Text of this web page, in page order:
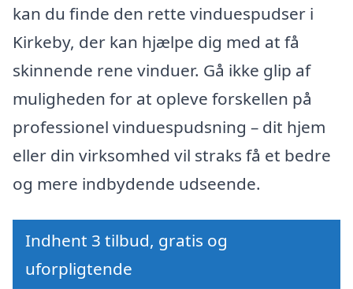
kan du finde den rette vinduespudser i
Kirkeby, der kan hjælpe dig med at få
skinnende rene vinduer. Gå ikke glip af
muligheden for at opleve forskellen på
professionel vinduespudsning – dit hjem
eller din virksomhed vil straks få et bedre
og mere indbydende udseende.
Indhent 3 tilbud, gratis og
uforpligtende